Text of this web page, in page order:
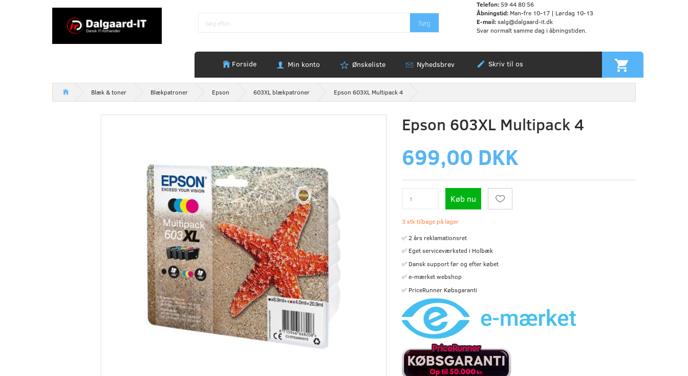
Søg
Telefon: 59 44 80 56
Åbningstid:Man-fre 10-17 | Lørdag 10-13
E-mail: salg@dalgaard-it.dk
Svar normalt samme dag i åbningstiden.
Forside Min konto Ønskeliste Nyhedsbrev Skriv til os
Blæk & toner Blækpatroner Epson 603XL blækpatroner Epson 603XL Multipack 4
Epson 603XL Multipack 4
699,00 DKK
Køb nu
3 stk tilbage på lager
✅ 2 års reklamationsret
✅ Eget serviceværksted i Holbæk
✅ Dansk support før og efter købet
✅ e-mærket webshop
✅ PriceRunner Købsgaranti